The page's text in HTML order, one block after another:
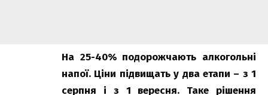
На 25-40% подорожчають алкогольні
напої. Ціни підвищать у два етапи – з 1
серпня і з 1 вересня. Таке рішення